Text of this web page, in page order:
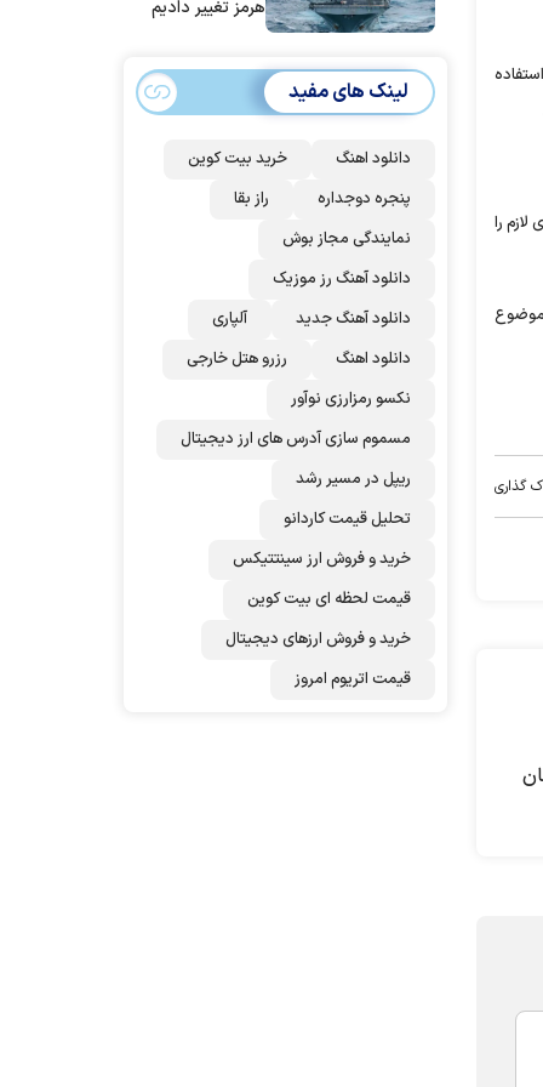
را
موضوع
گذاری
هرمز تغییر دادیم
لینک های مفید
دانلود اهنگ
خرید بیت کوین
پنجره دوجداره
راز بقا
نمایندگی مجاز بوش
دانلود آهنگ رز‌ موزیک
دانلود آهنگ جدید
آلپاری
دانلود اهنگ
رزرو هتل خارجی
نکسو رمزارزی نوآور
مسموم سازی آدرس های ارز دیجیتال
ریپل در مسیر رشد
تحلیل قیمت کاردانو
خرید و فروش ارز سینتتیکس
قیمت لحظه ای بیت کوین
خرید و فروش ارزهای دیجیتال
قیمت اتریوم امروز